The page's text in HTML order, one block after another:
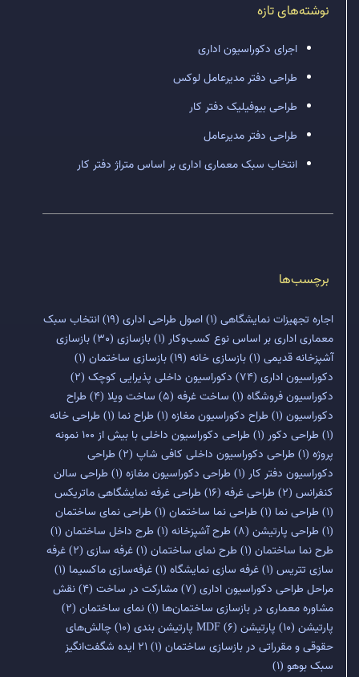
نوشته‌های تازه
اجرای دکوراسیون اداری
طراحی دفتر مدیرعامل لوکس
طراحی بیوفیلیک دفتر کار
طراحی دفتر مدیرعامل
انتخاب سبک معماری اداری بر اساس متراژ دفتر کار
برچسب‌ها
اجاره تجهیزات نمایشگاهی (1) اصول طراحی اداری (19)
انتخاب سبک
معماری اداری بر اساس نوع کسب‌وکار (1) بازسازی (30)
بازسازی
آشپزخانه قدیمی (1) بازسازی خانه (19) بازسازی ساختمان (1)
دکوراسیون اداری (74) دکوراسیون داخلی پذیرایی کوچک (2)
دکوراسیون فروشگاه (1) ساخت غرفه (5) ساخت ویلا (4)
طراح
دکوراسیون (1) طراح دکوراسیون مغازه (1) طراح نما (1) طراحی خانه
(1) طراحی دکور (1)
طراحی دکوراسیون داخلی با بیش از 100 نمونه
پروژه (1) طراحی دکوراسیون داخلی کافی شاپ (2)
طراحی
دکوراسیون دفتر کار (1) طراحی دکوراسیون مغازه (1) طراحی سالن
کنفرانس (2) طراحی غرفه (16)
طراحی غرفه نمایشگاهی ماتریکس
(1) طراحی نما (1) طراحی نما ساختمان (1) طراحی نمای ساختمان
(1) طراحی پارتیشن (8) طرح آشپزخانه (1) طرح داخل ساختمان (1)
طرح نما ساختمان (1) طرح نمای ساختمان (1) غرفه سازی (2)
غرفه
سازی تتریس (1) غرفه سازی نمایشگاه (1) غرفه‌سازی ماکسیما (1)
مراحل طراحی دکوراسیون اداری (7) مشارکت در ساخت (4)
نقش
مشاوره معماری در بازسازی ساختمان‌ها (1) نمای ساختمان (2)
پارتیشن (10) پارتیشن MDF (6) پارتیشن بندی (10)
چالش‌های
حقوقی و مقرراتی در بازسازی ساختمان (1)
۲۱ ایده شگفت‌انگیز
سبک بوهو (1)